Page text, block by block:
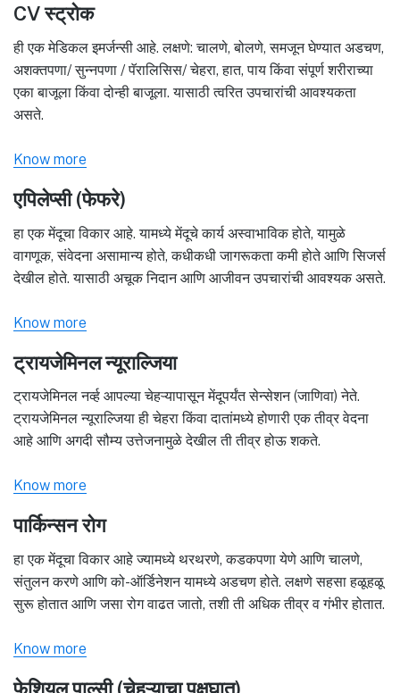
CV स्ट्रोक
ही एक मेडिकल इमर्जन्सी आहे. लक्षणे: चालणे, बोलणे, समजून घेण्यात अडचण,
अशक्तपणा/ सुन्नपणा / पॅरालिसिस/ चेहरा, हात, पाय किंवा संपूर्ण शरीराच्या
एका बाजूला किंवा दोन्ही बाजूला. यासाठी त्वरित उपचारांची आवश्यकता
असते.
Know more
एपिलेप्सी (फेफरे)
हा एक मेंदूचा विकार आहे. यामध्ये मेंदूचे कार्य अस्वाभाविक होते, यामुळे
वागणूक, संवेदना असामान्य होते, कधीकधी जागरूकता कमी होते आणि सिजर्स
देखील होते. यासाठी अचूक निदान आणि आजीवन उपचारांची आवश्यक असते.
Know more
ट्रायजेमिनल न्यूराल्जिया
ट्रायजेमिनल नर्व्ह आपल्या चेहऱ्यापासून मेंदूपर्यंत सेन्सेशन (जाणिवा) नेते.
ट्रायजेमिनल न्यूराल्जिया ही चेहरा किंवा दातांमध्ये होणारी एक तीव्र वेदना
आहे आणि अगदी सौम्य उत्तेजनामुळे देखील ती तीव्र होऊ शकते.
Know more
पार्किन्सन रोग
हा एक मेंदूचा विकार आहे ज्यामध्ये थरथरणे, कडकपणा येणे आणि चालणे,
संतुलन करणे आणि को-ऑर्डिनेशन यामध्ये अडचण होते. लक्षणे सहसा हळूहळू
सुरू होतात आणि जसा रोग वाढत जातो, तशी ती अधिक तीव्र व गंभीर होतात.
Know more